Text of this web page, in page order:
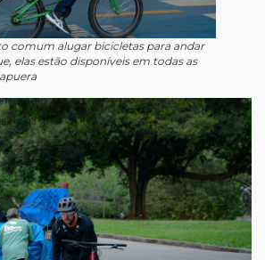
comum alugar bicicletas para andar
elas estão disponíveis em todas as